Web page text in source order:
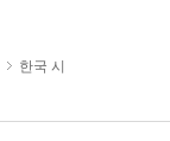
한국 시